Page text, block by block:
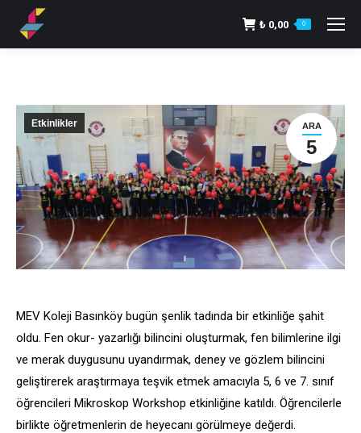
₺ 0,00 0
ARA
5
Etkinlikler
MEV Koleji Basınköy bugün şenlik tadında bir etkinliğe şahit
oldu. Fen okur- yazarlığı bilincini oluşturmak, fen bilimlerine ilgi
ve merak duygusunu uyandırmak, deney ve gözlem bilincini
geliştirerek araştırmaya teşvik etmek amacıyla 5, 6 ve 7. sınıf
öğrencileri Mikroskop Workshop etkinliğine katıldı. Öğrencilerle
birlikte öğretmenlerin de heyecanı görülmeye değerdi.